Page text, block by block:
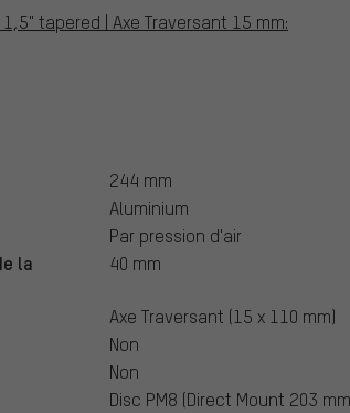
tapered | Axe Traversant 15 mm:
244 mm
Aluminium
Par pression d'air
la
40 mm
Axe Traversant (15 x 110 mm)
Non
Non
Disc PM8 (Direct Mount 203